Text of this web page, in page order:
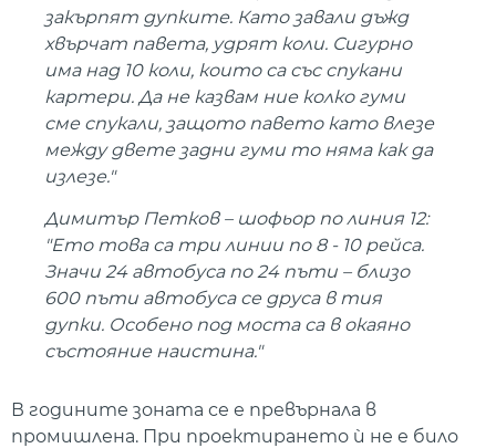
закърпят дупките. Като завали дъжд
хвърчат павета, удрят коли. Сигурно
има над 10 коли, които са със спукани
картери. Да не казвам ние колко гуми
сме спукали, защото павето като влезе
между двете задни гуми то няма как да
излезе."
Димитър Петков – шофьор по линия 12:
"Ето това са три линии по 8 - 10 рейса.
Значи 24 автобуса по 24 пъти – близо
600 пъти автобуса се друса в тия
дупки. Особено под моста са в окаяно
състояние наистина."
В годините зоната се е превърнала в
промишлена. При проектирането ѝ не е било